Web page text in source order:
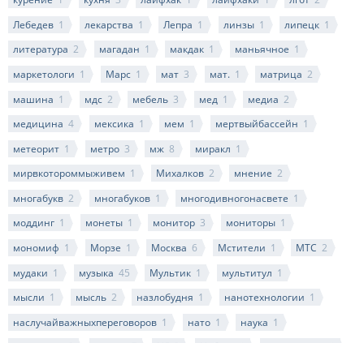
Лебедев 1 лекарства 1 Лепра 1 линзы 1 липецк 1
литература 2 магадан 1 макдак 1 маньячное 1
маркетологи 1 Марс 1 мат 3 мат. 1 матрица 2
машина 1 мдс 2 мебель 3 мед 1 медиа 2
медицина 4 мексика 1 мем 1 мертвыйбассейн 1
метеорит 1 метро 3 мж 8 миракл 1
мирвкотороммыживем 1 Михалков 2 мнение 2
многабукв 2 многабуков 1 многодивногонасвете 1
моддинг 1 монеты 1 монитор 3 мониторы 1
мономиф 1 Морзе 1 Москва 6 Мстители 1 МТС 2
мудаки 1 музыка 45 Мультик 1 мультитул 1
мысли 1 мысль 2 назлобудня 1 нанотехнологии 1
наслучайважныхпереговоров 1 нато 1 наука 1